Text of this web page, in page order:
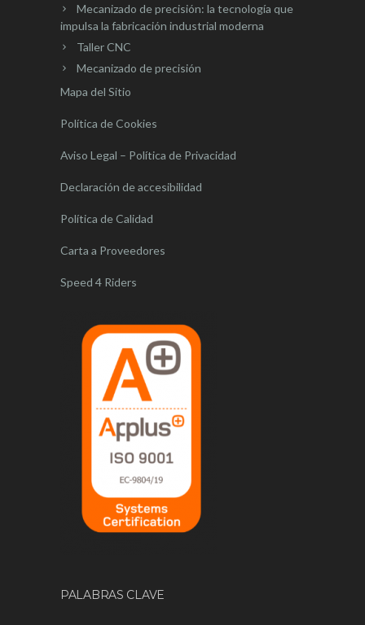
Mecanizado de precisión: la tecnología que
impulsa la fabricación industrial moderna
Taller CNC
Mecanizado de precisión
Mapa del Sitio
Política de Cookies
Aviso Legal – Política de Privacidad
Declaración de accesibilidad
Política de Calidad
Carta a Proveedores
Speed 4 Riders
PALABRAS CLAVE